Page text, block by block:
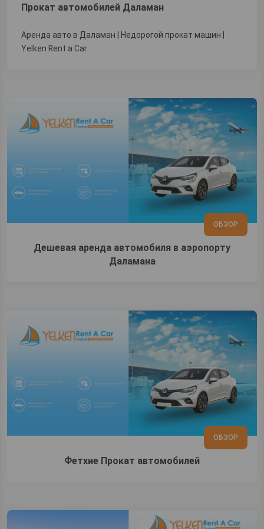
Прокат автомобилей Даламан
Аренда авто в Даламан | Недорогой прокат машин |
Yelken Rent a Car
ОБЗОР
Дешевая аренда автомобиля в аэропорту
Даламана
ОБЗОР
Фетхие Прокат автомобилей